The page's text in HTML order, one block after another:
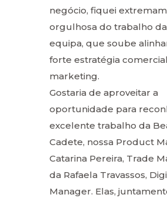
negócio, fiquei
orgulhosa do trabalho
equipa, que soube
forte estratégia
marketing.
Gostaria de aproveitar a
oportunidade para
excelente trabalho da
Cadete, nossa Product
Catarina Pereira, Trade
da Rafaela Travassos,
Manager. Elas,